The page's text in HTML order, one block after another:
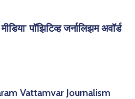
पॉझिटिव्ह जर्नालिझम अवॉर्ड
Vattamvar Journalism